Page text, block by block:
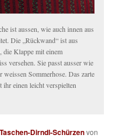
ist aussen, wie auch innen aus
Die „Rückwand“ ist aus
die Klappe mit einem
versehen. Sie passt ausser wie
weissen Sommerhose. Das zarte
einen leicht verspielten
Taschen-Dirndl-Schürzenvon